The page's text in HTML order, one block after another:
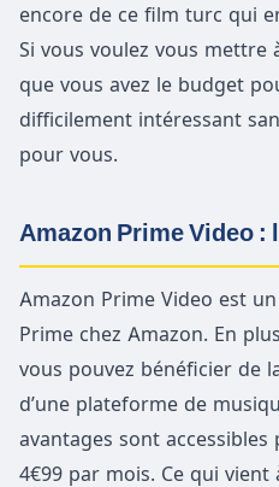
encore de ce film turc qui
Si vous voulez vous mettre
que vous avez le budget
difficilement intéressant
pour vous.
Amazon Prime Video :
Amazon Prime Video est
Prime chez Amazon. En
vous pouvez bénéficier de
d’une plateforme de
avantages sont accessibles
4€99 par mois. Ce qui